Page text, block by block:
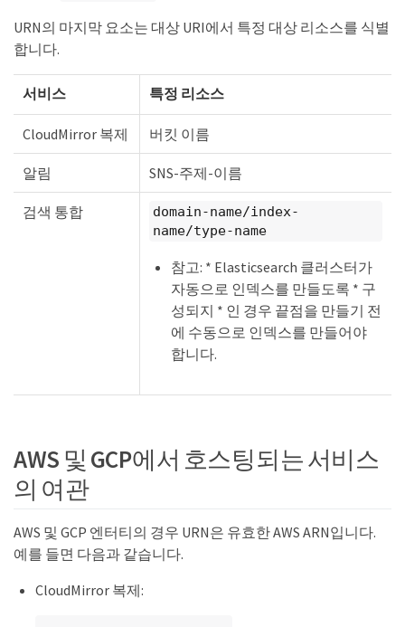
URN의 마지막 요소는 대상 URI에서 특정 대상 리소스를 식별
합니다.
서비스 특정 리소스
CloudMirror 복제 버킷 이름
알림 SNS-주제-이름
검색 통합
domain-name/index-
name/type-name
참고: * Elasticsearch 클러스터가
자동으로 인덱스를 만들도록 * 구
성되지 * 인 경우 끝점을 만들기 전
에 수동으로 인덱스를 만들어야
합니다.
AWS 및 GCP에서 호스팅되는 서비스
의 여관
AWS 및 GCP 엔터티의 경우 URN은 유효한 AWS ARN입니다.
예를 들면 다음과 같습니다.
CloudMirror 복제: